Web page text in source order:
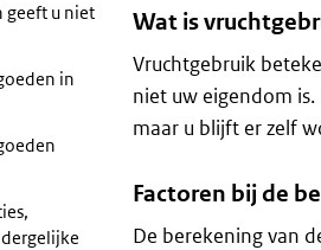
geeft u niet
in
Wat is
Vruchtgebruik
niet uw eigendom
maar u blijft er zelf
Factoren bij de
De berekening van